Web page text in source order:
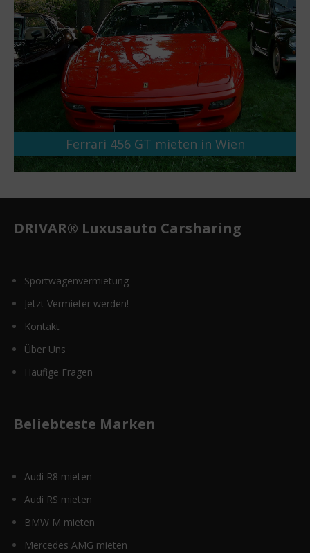
Ferrari 456 GT mieten in Wien
DRIVAR® Luxusauto Carsharing
Sportwagenvermietung
Jetzt Vermieter werden!
Kontakt
Über Uns
Häufige Fragen
Beliebteste Marken
Audi R8 mieten
Audi RS mieten
BMW M mieten
Mercedes AMG mieten